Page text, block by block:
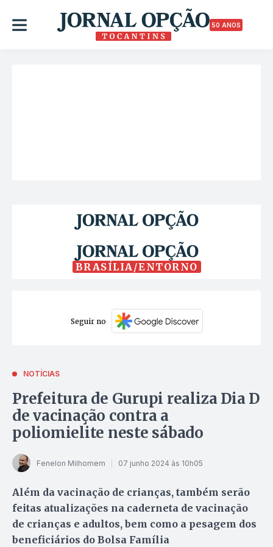
50 ANOS
BRASÍLIA/ENTORNO
Seguir no
NOTÍCIAS
Prefeitura de Gurupi realiza Dia D
de vacinação contra a
poliomielite neste sábado
Fenelon Milhomem 07 junho 2024 às 10h05
Além da vacinação de crianças, também serão
feitas atualizações na caderneta de vacinação
de crianças e adultos, bem como a pesagem dos
beneficiários do Bolsa Família